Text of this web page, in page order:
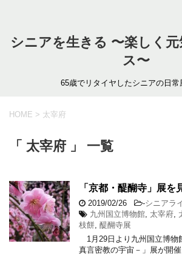
シニアを生きる 〜楽しく
ス〜
65歳でリタイヤしたシニアの日常
HOME > 太宰府
「 太宰府 」 一覧
「京都・醍醐寺」展を
2019/02/26 -シニアラ
九州国立博物館 太宰府
枝餅 醍醐寺展
1月29日より九州国立博物
真言密教の宇宙－」展が開